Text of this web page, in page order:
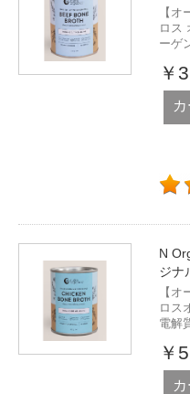
【
ロス
ーゲ
￥
N
ジナ
【
ロス
電解
￥